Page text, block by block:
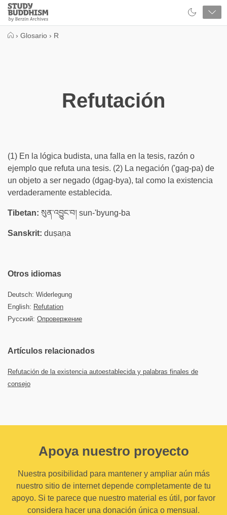
Close
Study
Buddhism
› Glosario › R
Refutación
(1) En la lógica budista, una falla en la tesis, razón o
ejemplo que refuta una tesis. (2) La negación ('gag-pa) de
un objeto a ser negado (dgag-bya), tal como la existencia
verdaderamente establecida.
Tibetan: སུན་འབྱུང་བ། sun-'byung-ba
Sanskrit: duṣaṇa
Otros idiomas
Deutsch: Widerlegung
English: Refutation
Русский: Опровержение
Artículos relacionados
Refutación de la existencia autoestablecida y palabras finales de
consejo
Apoya nuestro proyecto
Nuestra posibilidad para mantener y ampliar aún más
nuestro sitio de internet depende completamente de tu
apoyo. Si te parece que nuestro material es útil, por favor
considera hacer una donación única o mensual.